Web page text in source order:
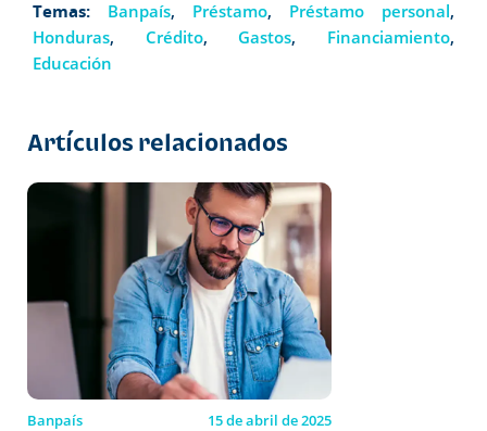
Temas: Banpaís, Préstamo, Préstamo personal,
Honduras, Crédito, Gastos, Financiamiento,
Educación
Artículos relacionados
Banpaís 15 de abril de 2025